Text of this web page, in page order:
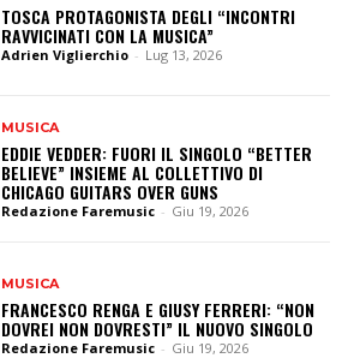
TOSCA PROTAGONISTA DEGLI “INCONTRI
RAVVICINATI CON LA MUSICA”
Adrien Viglierchio - Lug 13, 2026
MUSICA
EDDIE VEDDER: FUORI IL SINGOLO “BETTER
BELIEVE” INSIEME AL COLLETTIVO DI
CHICAGO GUITARS OVER GUNS
Redazione Faremusic - Giu 19, 2026
MUSICA
FRANCESCO RENGA E GIUSY FERRERI: “NON
DOVREI NON DOVRESTI” IL NUOVO SINGOLO
Redazione Faremusic - Giu 19, 2026